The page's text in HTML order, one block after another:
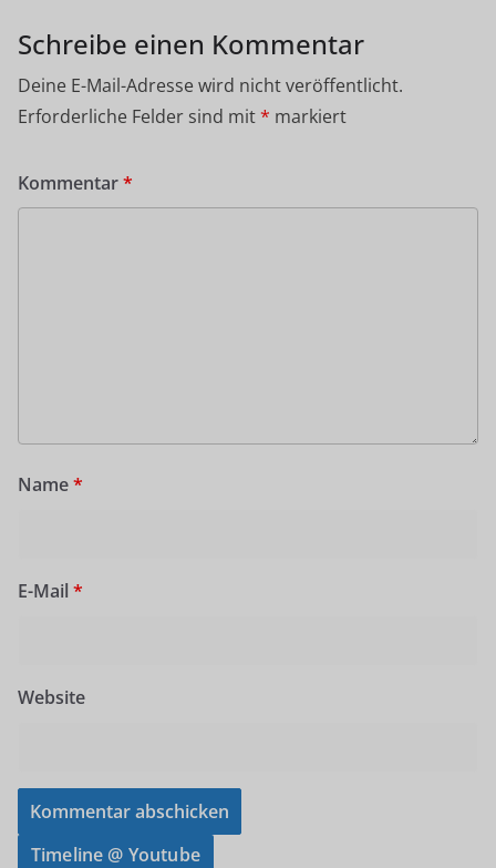
Schreibe einen Kommentar
Deine E-Mail-Adresse wird nicht veröffentlicht.
Erforderliche Felder sind mit* markiert
Kommentar*
Name*
E-Mail *
Website
Timeline @ Youtube